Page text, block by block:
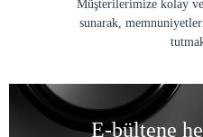
Müşterilerimize kolay
sunarak,
E-bültene